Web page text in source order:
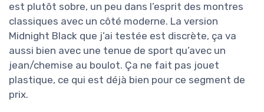
est plutôt sobre, un peu dans l’esprit des montres
classiques avec un côté moderne. La version
Midnight Black que j’ai testée est discrète, ça va
aussi bien avec une tenue de sport qu’avec un
jean/chemise au boulot. Ça ne fait pas jouet
plastique, ce qui est déjà bien pour ce segment de
prix.